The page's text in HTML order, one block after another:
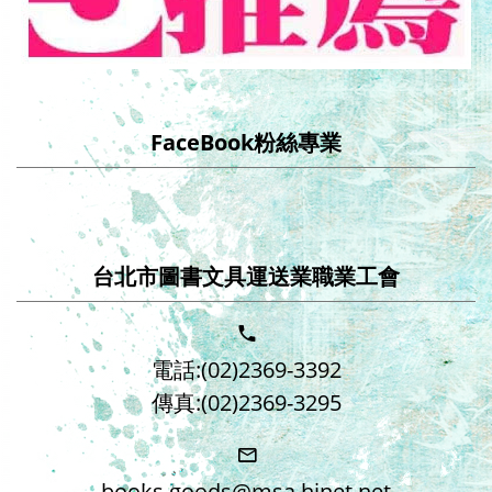
FaceBook粉絲專業
台北市圖書文具運送業職業工會
電話:(02)2369-3392
傳真:(02)2369-3295